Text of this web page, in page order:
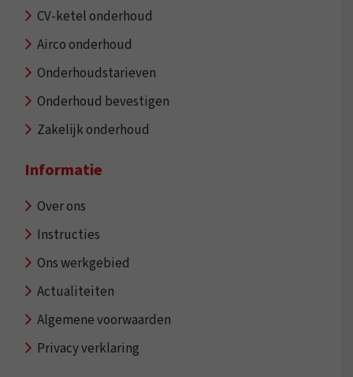
CV-ketel onderhoud
Airco onderhoud
Onderhoudstarieven
Onderhoud bevestigen
Zakelijk onderhoud
Informatie
Over ons
Instructies
Ons werkgebied
Actualiteiten
Algemene voorwaarden
Privacy verklaring